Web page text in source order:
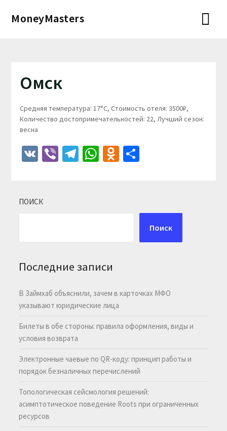
MoneyMasters
Омск
Средняя температура: 17°C, Стоимость отеля: 3500₽,
Количество достопримечательностей: 22, Лучший сезон:
весна
VKViberTelegram
WhatsApp
Odnoklassniki
Отправить
ПОИСК
Поиск
Последние записи
В Займхаб объяснили, зачем в карточках МФО
указывают юридические лица
Билеты в обе стороны: правила оформления, виды и
условия возврата
Электронные чаевые по QR-коду: принцип работы и
порядок безналичных перечислений
Топологическая сейсмология решений:
асимптотическое поведение Roots при ограниченных
ресурсов